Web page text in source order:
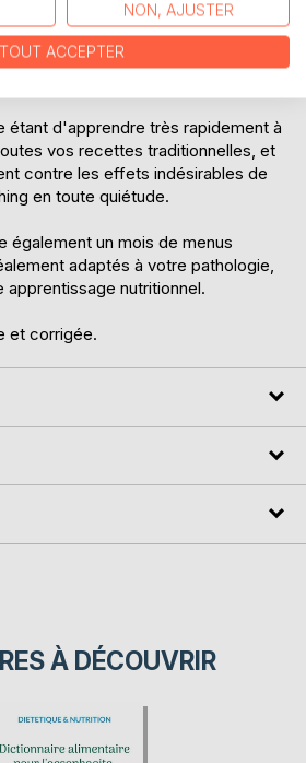
vont sont proposées, toutes très
vous permettant ainsi de
spécifique associée à votre
étant d'apprendre très rapidement à
vos recettes traditionnelles, et
contre les effets indésirables de
en toute quiétude.
également un mois de menus
adaptés à votre pathologie,
nutritionnel.
et corrigée.
À DÉCOUVRIR
NON, AJUSTER
TOUT ACCEPTER